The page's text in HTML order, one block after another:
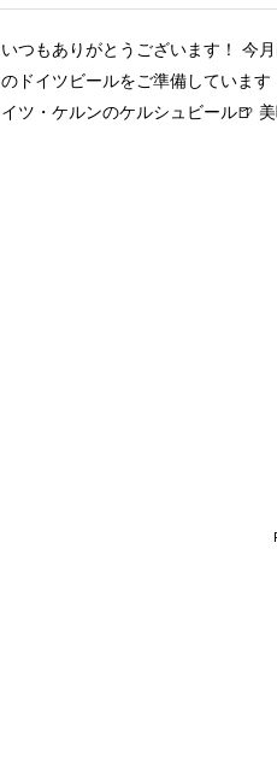
いつもありがとうございます！ 今
のドイツビールをご準備していま
イツ・ケルンのケルシュビール🍺